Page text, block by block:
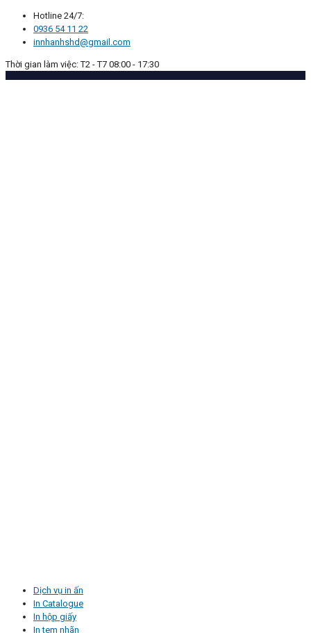
Hotline 24/7:
0936 54 11 22
innhanhshd@gmail.com
Thời gian làm việc: T2 - T7 08:00 - 17:30
Dịch vụ in ấn
In Catalogue
In hộp giấy
In tem nhãn